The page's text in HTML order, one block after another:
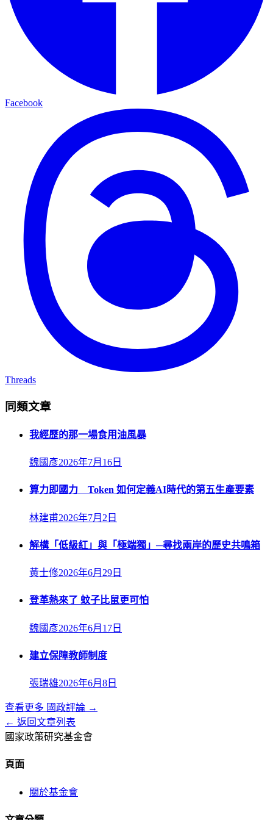
Facebook
Threads
同類文章
我經歷的那一場食用油風暴
魏國彥2026年7月16日
算力即國力 Token 如何定義AI時代的第五生產要素
林建甫2026年7月2日
解構「低級紅」與「極端獨」─尋找兩岸的歷史共鳴箱
黃士修2026年6月29日
登革熱來了 蚊子比鼠更可怕
魏國彥2026年6月17日
建立保障教師制度
張瑞雄2026年6月8日
查看更多 國政評論 →
← 返回文章列表
國家政策研究基金會
頁面
關於基金會